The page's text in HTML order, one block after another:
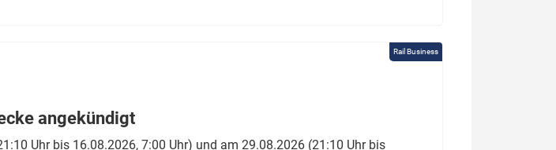
Rail Business
angekündigt
Uhr bis 16.08.2026, 7:00 Uhr) und am 29.08.2026 (21:10 Uhr bis